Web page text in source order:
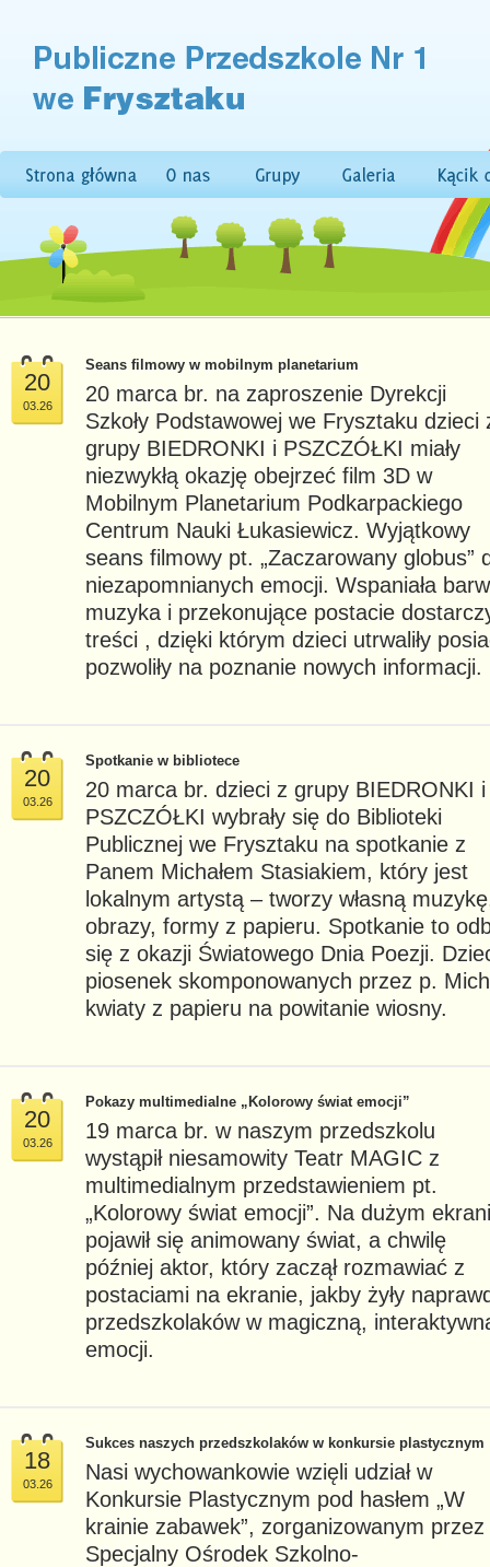
20
03.26
Seans filmowy w mobilnym planetarium
20 marca br. na zaproszenie Dyrekcji
Szkoły Podstawowej we Frysztaku dzieci
grupy BIEDRONKI i PSZCZÓŁKI miały
niezwykłą okazję obejrzeć film 3D w
Mobilnym Planetarium Podkarpackiego
Centrum Nauki Łukasiewicz. Wyjątkowy
seans filmowy pt. „Zaczarowany globus”
niezapomnianych emocji. Wspaniała
muzyka i przekonujące postacie
treści , dzięki którym dzieci utrwaliły
pozwoliły na poznanie nowych informacji.
20
03.26
Spotkanie w bibliotece
20 marca br. dzieci z grupy BIEDRONKI i
PSZCZÓŁKI wybrały się do Biblioteki
Publicznej we Frysztaku na spotkanie z
Panem Michałem Stasiakiem, który jest
lokalnym artystą – tworzy własną
obrazy, formy z papieru. Spotkanie to
się z okazji Światowego Dnia Poezji.
piosenek skomponowanych przez p.
kwiaty z papieru na powitanie wiosny.
20
03.26
Pokazy multimedialne „Kolorowy świat emocji”
19 marca br. w naszym przedszkolu
wystąpił niesamowity Teatr MAGIC z
multimedialnym przedstawieniem pt.
„Kolorowy świat emocji”. Na dużym
pojawił się animowany świat, a chwilę
później aktor, który zaczął rozmawiać z
postaciami na ekranie, jakby żyły
przedszkolaków w magiczną,
emocji.
18
03.26
Sukces naszych przedszkolaków w konkursie plastycznym
Nasi wychowankowie wzięli udział w
Konkursie Plastycznym pod hasłem „W
krainie zabawek”, zorganizowanym przez
Specjalny Ośrodek Szkolno-